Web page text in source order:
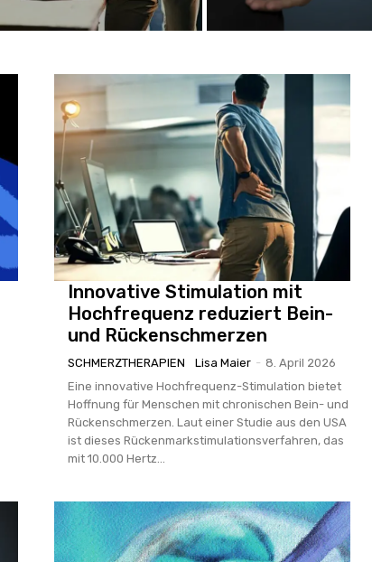
Innovative Stimulation mit
Hochfrequenz reduziert Bein-
und Rückenschmerzen
SCHMERZTHERAPIEN Lisa Maier - 8. April 2026
Eine innovative Hochfrequenz-Stimulation bietet
Hoffnung für Menschen mit chronischen Bein- und
Rückenschmerzen. Laut einer Studie aus den USA
ist dieses Rückenmarkstimulationsverfahren, das
mit 10.000 Hertz...